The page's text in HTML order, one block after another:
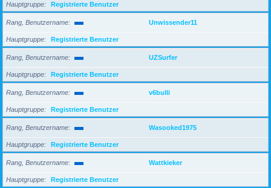
Hauptgruppe Registrierte Benutzer
Rang, Benutzername Unwissender11
Hauptgruppe Registrierte Benutzer
Rang, Benutzername UZSurfer
Hauptgruppe Registrierte Benutzer
Rang, Benutzername v6bulli
Hauptgruppe Registrierte Benutzer
Rang, Benutzername Wasooked1975
Hauptgruppe Registrierte Benutzer
Rang, Benutzername Wattkieker
Hauptgruppe Registrierte Benutzer